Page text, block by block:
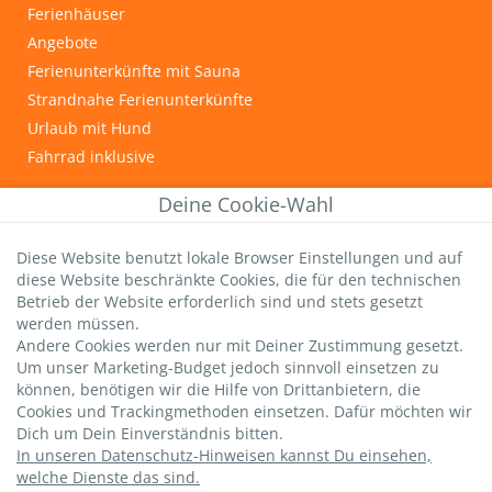
Deine Cookie-Wahl
Diese Website benutzt lokale Browser Einstellungen und auf
diese Website beschränkte Cookies, die für den technischen
Betrieb der Website erforderlich sind und stets gesetzt
werden müssen.
Andere Cookies werden nur mit Deiner Zustimmung gesetzt.
Um unser Marketing-Budget jedoch sinnvoll einsetzen zu
können, benötigen wir die Hilfe von Drittanbietern, die
Cookies und Trackingmethoden einsetzen. Dafür möchten wir
Dich um Dein Einverständnis bitten.
In unseren Datenschutz-Hinweisen kannst Du einsehen,
welche Dienste das sind.
Ferienhäuser
Angebote
Ferienunterkünfte mit Sauna
Strandnahe Ferienunterkünfte
Urlaub mit Hund
Fahrrad inklusive
INFOS & TIPPS
Wichtige Gästeinfos
Infos zur Kurtaxe
Hundestrände
DTV-Sterne
strandsommer-Bewertung
Livebild Seebrücke
Datenschutz|AGBs